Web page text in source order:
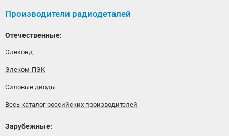
Производители радиодеталей
Отечественные:
Элеконд
Элеком-ПЭК
Силовые диоды
Весь каталог российских производителей
Зарубежные: